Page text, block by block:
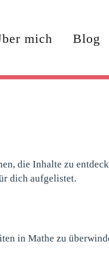
mich Blog
die Inhalte zu
dich aufgelistet.
in Mathe zu